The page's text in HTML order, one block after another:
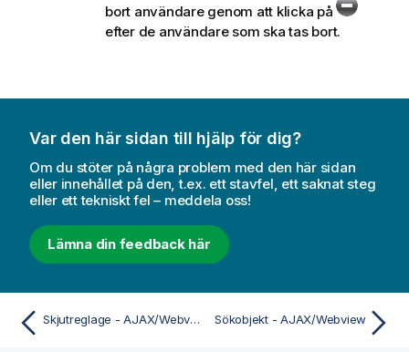
bort användare genom att klicka på
efter de användare som ska tas bort.
Var den här sidan till hjälp för dig?
Om du stöter på några problem med den här sidan
eller innehållet på den, t.ex. ett stavfel, ett saknat steg
eller ett tekniskt fel – meddela oss!
Lämna din feedback här
Skjutreglage - AJAX/Webview Sökobjekt - AJAX/Webview